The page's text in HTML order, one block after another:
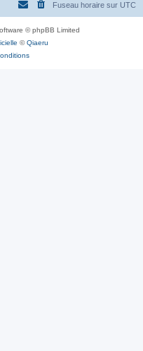
Fuseau horaire sur UTC
© phpBB Limited
©Qiaeru